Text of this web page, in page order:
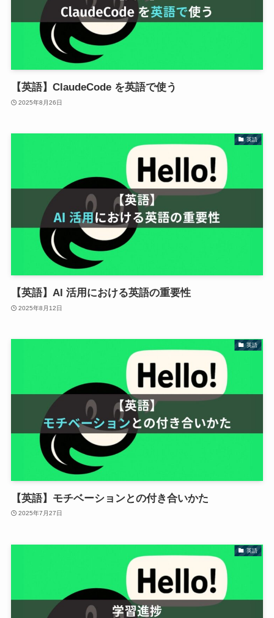
【英語】ClaudeCode を英語で使う
2025年8月26日
英語
【英語】AI 活用における英語の重要性
2025年8月12日
英語
【英語】モチベーションとの付き合いかた
2025年7月27日
英語